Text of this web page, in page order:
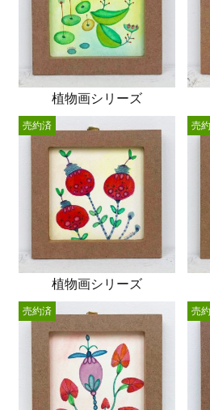
植物画シリーズ
植物画シリーズ
売約済 売
売約済 売